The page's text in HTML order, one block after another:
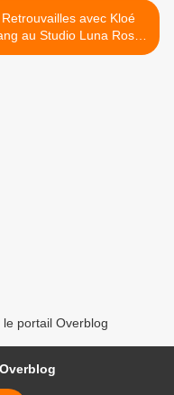
Retrouvailles avec Kloé
au Studio Luna Rossa
l’occasion de la parution
portail Overblog